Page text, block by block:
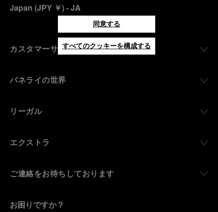
Japan (JPY ￥)- JA
カスタマーサービス
パネライの世界
リーガル
エクストラ
ご連絡をお待ちしております
お困りですか？
同意する
すべてのクッキーを構成する